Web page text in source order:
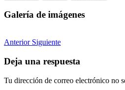
Galería de imágenes
Anterior Siguiente
Deja una respuesta
Tu dirección de correo electrónico no